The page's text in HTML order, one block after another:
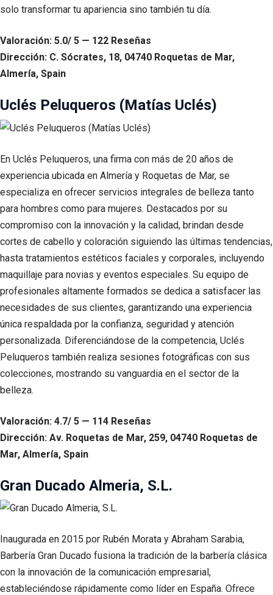
solo transformar tu apariencia sino también tu día.
Valoración: 5.0/ 5 — 122 Reseñas
Dirección: C. Sócrates, 18, 04740 Roquetas de Mar,
Almería, Spain
Uclés Peluqueros (Matías Uclés)
En Uclés Peluqueros, una firma con más de 20 años de
experiencia ubicada en Almería y Roquetas de Mar, se
especializa en ofrecer servicios integrales de belleza tanto
para hombres como para mujeres. Destacados por su
compromiso con la innovación y la calidad, brindan desde
cortes de cabello y coloración siguiendo las últimas tendencias,
hasta tratamientos estéticos faciales y corporales, incluyendo
maquillaje para novias y eventos especiales. Su equipo de
profesionales altamente formados se dedica a satisfacer las
necesidades de sus clientes, garantizando una experiencia
única respaldada por la confianza, seguridad y atención
personalizada. Diferenciándose de la competencia, Uclés
Peluqueros también realiza sesiones fotográficas con sus
colecciones, mostrando su vanguardia en el sector de la
belleza.
Valoración: 4.7/ 5 — 114 Reseñas
Dirección: Av. Roquetas de Mar, 259, 04740 Roquetas de
Mar, Almería, Spain
Gran Ducado Almeria, S.L.
Inaugurada en 2015 por Rubén Morata y Abraham Sarabia,
Barbería Gran Ducado fusiona la tradición de la barbería clásica
con la innovación de la comunicación empresarial,
estableciéndose rápidamente como líder en España. Ofrece